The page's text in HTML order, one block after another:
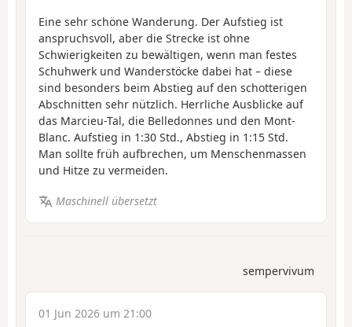
Eine sehr schöne Wanderung. Der Aufstieg ist
anspruchsvoll, aber die Strecke ist ohne
Schwierigkeiten zu bewältigen, wenn man festes
Schuhwerk und Wanderstöcke dabei hat – diese
sind besonders beim Abstieg auf den schotterigen
Abschnitten sehr nützlich. Herrliche Ausblicke auf
das Marcieu-Tal, die Belledonnes und den Mont-
Blanc. Aufstieg in 1:30 Std., Abstieg in 1:15 Std.
Man sollte früh aufbrechen, um Menschenmassen
und Hitze zu vermeiden.
Maschinell übersetzt
sempervivum
01 Jun 2026 um 21:00